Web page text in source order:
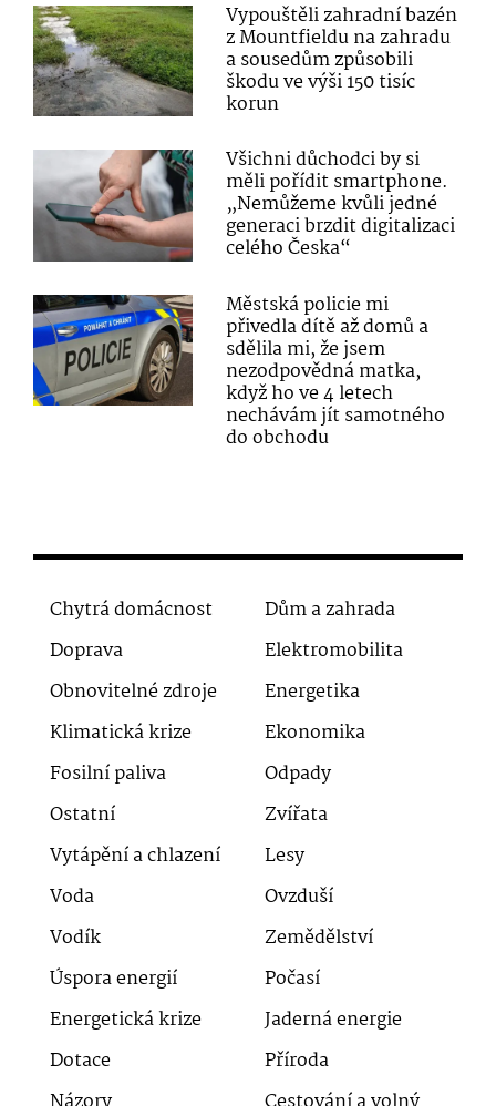
Vypouštěli zahradní bazén
z Mountfieldu na zahradu
a sousedům způsobili
škodu ve výši 150 tisíc
korun
Všichni důchodci by si
měli pořídit smartphone.
„Nemůžeme kvůli jedné
generaci brzdit digitalizaci
celého Česka“
Městská policie mi
přivedla dítě až domů a
sdělila mi, že jsem
nezodpovědná matka,
když ho ve 4 letech
nechávám jít samotného
do obchodu
Chytrá domácnost
Dům a zahrada
Doprava
Elektromobilita
Obnovitelné zdroje
Energetika
Klimatická krize
Ekonomika
Fosilní paliva
Odpady
Ostatní
Zvířata
Vytápění a chlazení
Lesy
Voda
Ovzduší
Vodík
Zemědělství
Úspora energií
Počasí
Energetická krize
Jaderná energie
Dotace
Příroda